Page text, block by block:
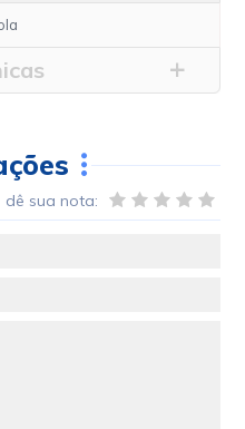
dê sua nota: